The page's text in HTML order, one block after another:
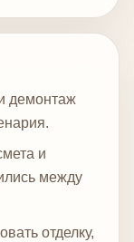
демонтаж
и
между
отделку,